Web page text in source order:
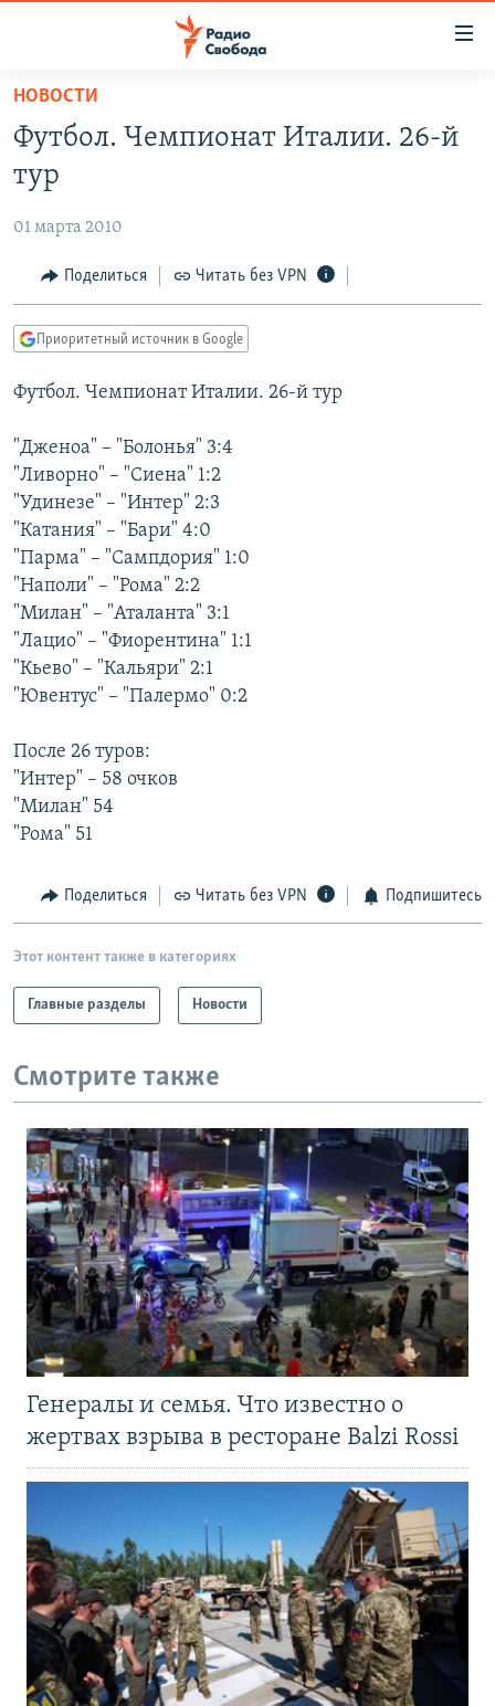
упрощенного
доступа
основному
Вернутся
главной
навигации
Вернутся
поиску
ПРОГРАММЫ
ПОДКАСТЫ
АВТОРСКИЕ ПРОЕКТЫ
ЦИТАТЫ СВОБОДЫ
МНЕНИЯ
IDEL.РЕАЛИИ
КАВКАЗ.РЕАЛИИ
СЕВЕР.РЕАЛИИ
СИБИРЬ.РЕАЛИИ
РАСПИСАНИЕ ВЕЩАНИЯ
ПОДПИШИТЕСЬ НА РАССЫЛКУ
СОЦИАЛЬНЫЕ СЕТИ
Все сайты РСЕ/РС
НОВОСТИ
Футбол. Чемпионат Италии. 26-й
тур
01 марта 2010
Поделиться Читать без VPN
Приоритетный источник в Google
Футбол. Чемпионат Италии. 26-й тур
"Дженоа" – "Болонья" 3:4
"Ливорно" – "Сиена" 1:2
"Удинезе" – "Интер" 2:3
"Катания" – "Бари" 4:0
"Парма" – "Сампдория" 1:0
"Наполи" – "Рома" 2:2
"Милан" – "Аталанта" 3:1
"Лацио" – "Фиорентина" 1:1
"Кьево" – "Кальяри" 2:1
"Ювентус" – "Палермо" 0:2
После 26 туров:
"Интер" – 58 очков
"Милан" 54
"Рома" 51
Поделиться Читать без VPN Подпишитесь
Этот контент также в категориях
Главные разделы Новости
Смотрите также
Генералы и семья. Что известно о
жертвах взрыва в ресторане Balzi Rossi